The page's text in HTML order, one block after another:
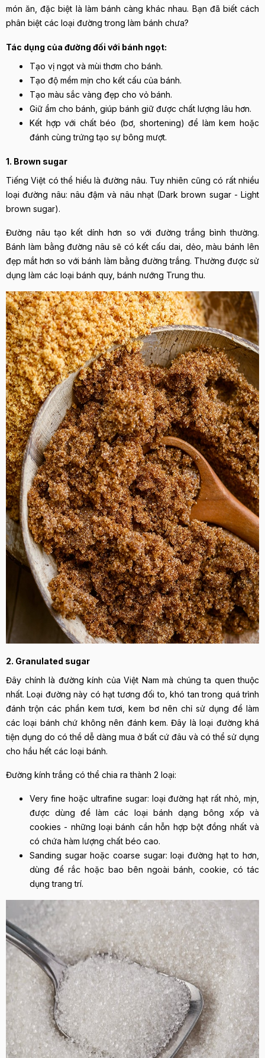
món ăn, đặc biệt là làm bánh càng khác nhau. Bạn đã biết cách
phân biệt các loại đường trong làm bánh chưa?
Tác dụng của đường đối với bánh ngọt:
Tạo vị ngọt và mùi thơm cho bánh.
Tạo độ mềm mịn cho kết cấu của bánh.
Tạo màu sắc vàng đẹp cho vỏ bánh.
Giữ ẩm cho bánh, giúp bánh giữ được chất lượng lâu hơn.
Kết hợp với chất béo (bơ, shortening) để làm kem hoặc
đánh cùng trứng tạo sự bông mượt.
1. Brown sugar
Tiếng Việt có thể hiểu là đường nâu. Tuy nhiên cũng có rất nhiều
loại đường nâu: nâu đậm và nâu nhạt (Dark brown sugar - Light
brown sugar).
Đường nâu tạo kết dính hơn so với đường trắng bình thường.
Bánh làm bằng đường nâu sẽ có kết cấu dai, dẻo, màu bánh lên
đẹp mắt hơn so với bánh làm bằng đường trắng. Thường được sử
dụng làm các loại bánh quy, bánh nướng Trung thu.
2. Granulated sugar
Đây chính là đường kính của Việt Nam mà chúng ta quen thuộc
nhất. Loại đường này có hạt tương đối to, khó tan trong quá trình
đánh trộn các phần kem tươi, kem bơ nên chỉ sử dụng để làm
các loại bánh chứ không nên đánh kem. Đây là loại đường khá
tiện dụng do có thể dễ dàng mua ở bất cứ đâu và có thể sử dụng
cho hầu hết các loại bánh.
Đường kính trắng có thể chia ra thành 2 loại:
Very fine hoặc ultrafine sugar: loại đường hạt rất nhỏ, mịn,
được dùng để làm các loại bánh dạng bông xốp và
cookies - những loại bánh cần hỗn hợp bột đồng nhất và
có chứa hàm lượng chất béo cao.
Sanding sugar hoặc coarse sugar: loại đường hạt to hơn,
dùng để rắc hoặc bao bên ngoài bánh, cookie, có tác
dụng trang trí.